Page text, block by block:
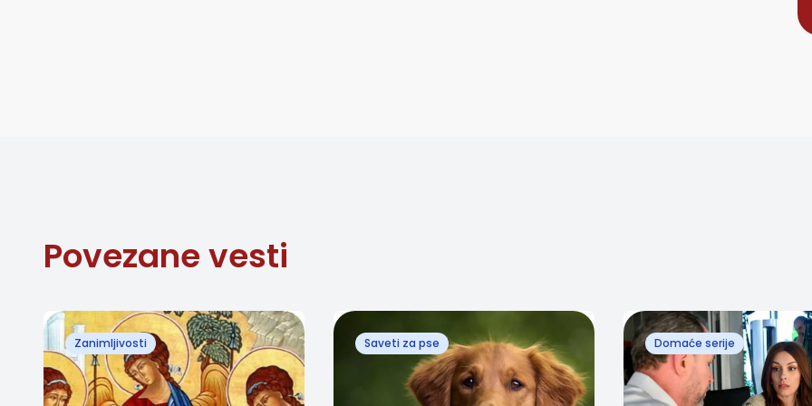
Povezane vesti
Zanimljivosti Saveti za pse Domaće serije